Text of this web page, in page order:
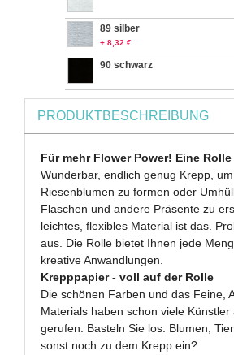
89 silber
+ 8,32 €
90 schwarz
PRODUKTBESCHREIBUNG
Für mehr Flower Power! Eine
Wunderbar, endlich genug Krepp,
Riesenblumen zu formen oder
Flaschen und andere Präsente zu
leichtes, flexibles Material ist das.
aus. Die Rolle bietet Ihnen jede
kreative Anwandlungen.
Krepppapier - voll auf der Rolle
Die schönen Farben und das Feine,
Materials haben schon viele Künstler
gerufen. Basteln Sie los: Blumen,
sonst noch zu dem Krepp ein?